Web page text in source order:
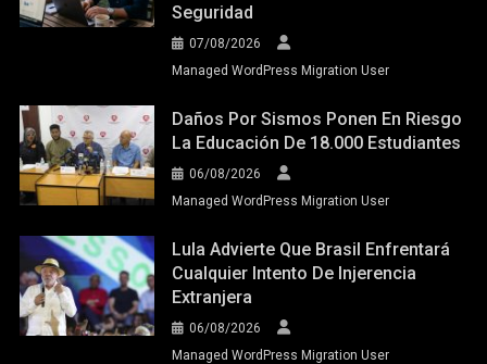
Seguridad
07/08/2026
Managed WordPress Migration User
Daños Por Sismos Ponen En Riesgo
La Educación De 18.000 Estudiantes
06/08/2026
Managed WordPress Migration User
Lula Advierte Que Brasil Enfrentará
Cualquier Intento De Injerencia
Extranjera
06/08/2026
Managed WordPress Migration User